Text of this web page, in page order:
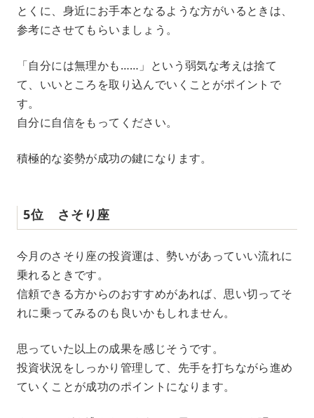
とくに、身近にお手本となるような方がいるときは、
参考にさせてもらいましょう。
「自分には無理かも……」という弱気な考えは捨て
て、いいところを取り込んでいくことがポイントで
す。
自分に自信をもってください。
積極的な姿勢が成功の鍵になります。
5位 さそり座
今月のさそり座の投資運は、勢いがあっていい流れに
乗れるときです。
信頼できる方からのおすすめがあれば、思い切ってそ
れに乗ってみるのも良いかもしれません。
思っていた以上の成果を感じそうです。
投資状況をしっかり管理して、先手を打ちながら進め
ていくことが成功のポイントになります。